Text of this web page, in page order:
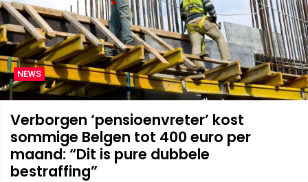
NEWS
Verborgen ‘pensioenvreter’ kost
sommige Belgen tot 400 euro per
maand: “Dit is pure dubbele
bestraffing”